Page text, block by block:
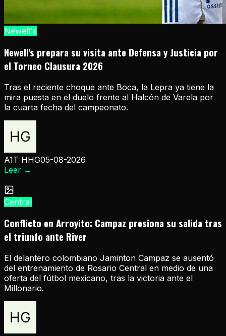
Newell's
Newell's prepara su visita ante Defensa y Justicia por
el Torneo Clausura 2026
Tras el reciente choque ante Boca, la Lepra ya tiene la
mira puesta en el duelo frente al Halcón de Varela por
la cuarta fecha del campeonato.
A1T HHG05-08-2026
Leer →
Central
Conflicto en Arroyito: Campaz presiona su salida tras
el triunfo ante River
El delantero colombiano Jaminton Campaz se ausentó
del entrenamiento de Rosario Central en medio de una
oferta del fútbol mexicano, tras la victoria ante el
Millonario.